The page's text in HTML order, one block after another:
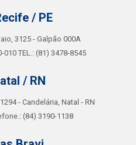
/ PE
3125 - Galpão 000A
010 TEL.: (81) 3478-8545
/ RN
- Candelária, Natal - RN
(84) 3190-1138